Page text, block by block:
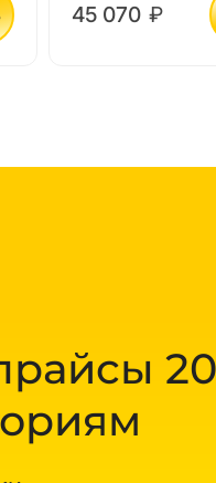
45 070 ₽